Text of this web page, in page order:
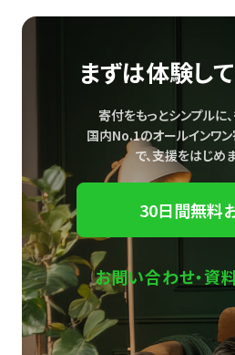
まずは体験して
寄付をもっとシンプルに
国内No.1のオールインワ
で、支援をはじめま
30日間無料
お問い合わせ・資